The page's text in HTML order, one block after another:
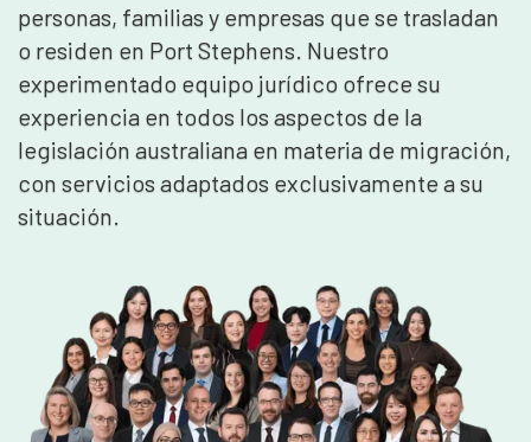
personas, familias y empresas que se trasladan
o residen en Port Stephens. Nuestro
experimentado equipo jurídico ofrece su
experiencia en todos los aspectos de la
legislación australiana en materia de migración,
con servicios adaptados exclusivamente a su
situación.